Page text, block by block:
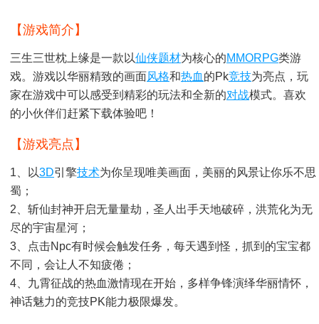
【游戏简介】
三生三世枕上缘是一款以仙侠题材为核心的MMORPG类游
戏。游戏以华丽精致的画面风格和热血 的pk竞技为亮点，玩
家在游戏中可以感受到精彩的玩法和全新的对战模式。喜欢
的小伙伴们赶紧下载体验吧！
【游戏亮点】
1、以3D引擎技术为你呈现唯美画面，美丽的风景让你乐不思
蜀；
2、斩仙封神开启无量量劫，圣人出手天地破碎，洪荒化为无
尽的宇宙星河；
3、点击npc有时候会触发任务，每天遇到怪，抓到的宝宝都
不同，会让人不知疲倦；
4、九霄征战的热血激情现在开始，多样争锋演绎华丽情怀，
神话魅力的竞技PK能力极限爆发。